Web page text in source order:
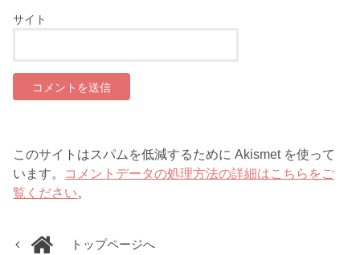
サイト
このサイトはスパムを低減するために Akismet を使って
います。 コメントデータの処理方法の詳細はこちらをご
覧ください。
トップページへ